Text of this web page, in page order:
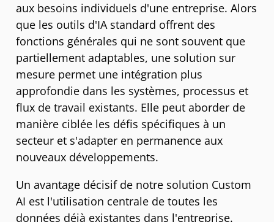
aux besoins individuels d'une entreprise. Alors
que les outils d'IA standard offrent des
fonctions générales qui ne sont souvent que
partiellement adaptables, une solution sur
mesure permet une intégration plus
approfondie dans les systèmes, processus et
flux de travail existants. Elle peut aborder de
manière ciblée les défis spécifiques à un
secteur et s'adapter en permanence aux
nouveaux développements.
Un avantage décisif de notre solution Custom
AI est l'utilisation centrale de toutes les
données déjà existantes dans l'entreprise.